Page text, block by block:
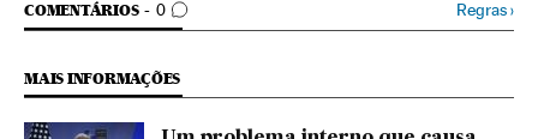
COMENTÁRIOS 0
COMENTÁRIOS Regras›
MAIS INFORMAÇÕES